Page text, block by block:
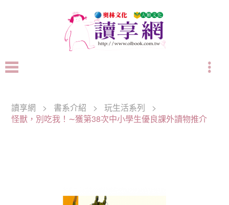
讀享網 > 書系介紹 > 玩生活系列
>
怪獸，別吃我！∼獲第38次中小學生優良課外讀物推介